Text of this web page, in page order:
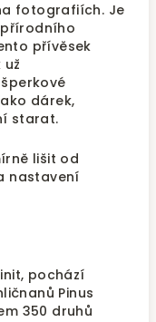
fotografiích. Je
přívěsek
dárek,
starat.
lišit od
nastavení
pochází
Pinus
350 druhů